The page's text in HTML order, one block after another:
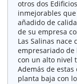
otros dos
inmejorables
añadido de
de su empresa
Las Salinas nace
empresariado de
con un alto nivel
Además de
planta baja con